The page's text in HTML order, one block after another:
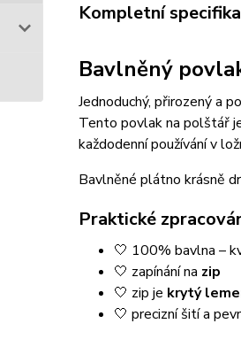
Kompletní
Bavlněný
Jednoduchý, přirozený a
Tento povlak na polštář
každodenní používání v
Bavlněné plátno krásně
Praktické
🤍 100% bavlna –
🤍 zapínání na zip
🤍 zip je krytý
🤍 precizní šití a